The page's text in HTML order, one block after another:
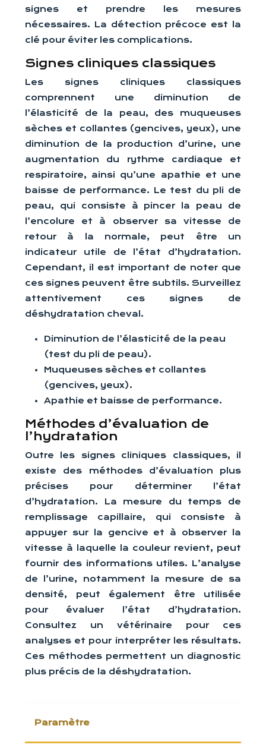
signes et prendre les mesures
nécessaires. La détection précoce est la
clé pour éviter les complications.
Signes cliniques classiques
Les signes cliniques classiques
comprennent une diminution de
l’élasticité de la peau, des muqueuses
sèches et collantes (gencives, yeux), une
diminution de la production d’urine, une
augmentation du rythme cardiaque et
respiratoire, ainsi qu’une apathie et une
baisse de performance. Le test du pli de
peau, qui consiste à pincer la peau de
l’encolure et à observer sa vitesse de
retour à la normale, peut être un
indicateur utile de l’état d’hydratation.
Cependant, il est important de noter que
ces signes peuvent être subtils. Surveillez
attentivement ces signes de
déshydratation cheval.
Diminution de l’élasticité de la peau
(test du pli de peau).
Muqueuses sèches et collantes
(gencives, yeux).
Apathie et baisse de performance.
Méthodes d’évaluation de
l’hydratation
Outre les signes cliniques classiques, il
existe des méthodes d’évaluation plus
précises pour déterminer l’état
d’hydratation. La mesure du temps de
remplissage capillaire, qui consiste à
appuyer sur la gencive et à observer la
vitesse à laquelle la couleur revient, peut
fournir des informations utiles. L’analyse
de l’urine, notamment la mesure de sa
densité, peut également être utilisée
pour évaluer l’état d’hydratation.
Consultez un vétérinaire pour ces
analyses et pour interpréter les résultats.
Ces méthodes permettent un diagnostic
plus précis de la déshydratation.
Paramètre